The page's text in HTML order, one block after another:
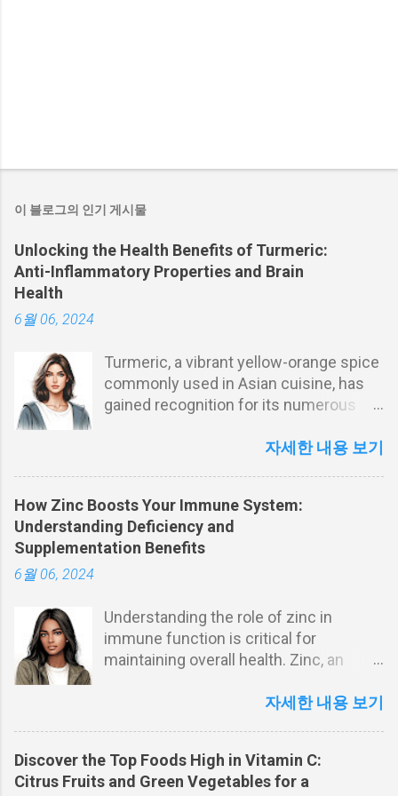
이 블로그의 인기 게시물
Unlocking the Health Benefits of Turmeric:
Anti-Inflammatory Properties and Brain
Health
6월 06, 2024
Turmeric, a vibrant yellow-orange spice
commonly used in Asian cuisine, has
gained recognition for its numerous
anti-inflammatory properties of
play a role in preventing chronic
diseases, boosting mental health, and
how you can easily incorporate it into
golden-yellow spice derived from the
Curcuma longa plant, is renowned not
only for its culinary uses but also for its
component in turmeric is curcumin,
delves into the diverse health benefits
of turmeric, particularly its anti-
자세한 내용 보기
How Zinc Boosts Your Immune System:
Understanding Deficiency and
Supplementation Benefits
6월 06, 2024
Understanding the role of zinc in
immune function is critical for
maintaining overall health. Zinc, an
the proper functioning of the immune
of zinc deficiency, and the benefits of
zinc supplementation. We delve into
자세한 내용 보기
Discover the Top Foods High in Vitamin C:
Citrus Fruits and Green Vegetables for a